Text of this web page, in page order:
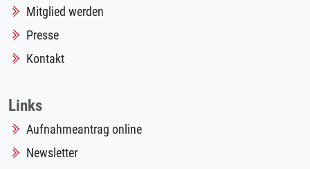
Mitglied werden
Presse
Kontakt
Links
Aufnahmeantrag online
Newsletter